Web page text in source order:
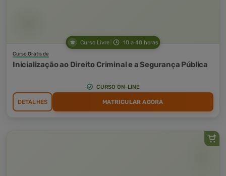
Curso Livre 10 a 40 horas
Curso Grátis de
Inicialização ao Direito Criminal e a Segurança Pública
CURSO ON-LINE
DETALHES MATRICULAR AGORA